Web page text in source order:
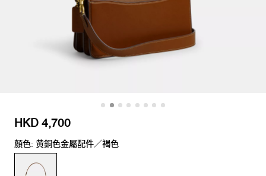
HKD 4,700
顏色: 黄銅色金屬配件／褐色